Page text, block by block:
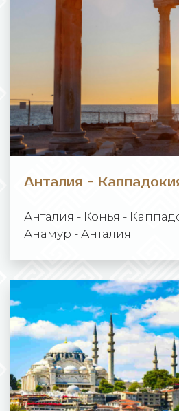
Анталия -
Анталия - Конья -
Анамур - Анталия